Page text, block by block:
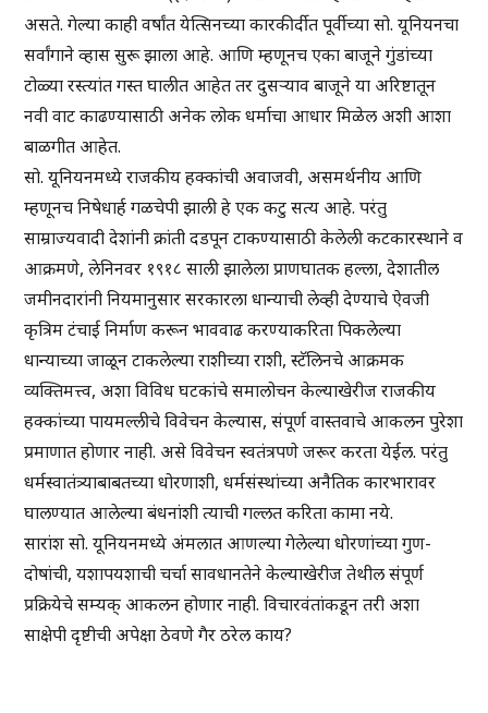
असते. गेल्या काही वर्षांत येत्सिनच्या कारकीर्दीत पूर्वीच्या सो. यूनियनचा
सर्वांगाने व्हास सुरू झाला आहे. आणि म्हणूनच एका बाजूने गुंडांच्या
टोळ्या रस्त्यांत गस्त घालीत आहेत तर दुसऱ्याव बाजूने या अरिष्टातून
नवी वाट काढण्यासाठी अनेक लोक धर्माचा आधार मिळेल अशी आशा
बाळगीत आहेत.
सो. यूनियनमध्ये राजकीय हक्कांची अवाजवी, असमर्थनीय आणि
म्हणूनच निषेधार्ह गळचेपी झाली हे एक कटु सत्य आहे. परंतु
साम्राज्यवादी देशांनी क्रांती दडपून टाकण्यासाठी केलेली कटकारस्थाने व
आक्रमणे, लेनिनवर १९१८ साली झालेला प्राणघातक हल्ला, देशातील
जमीनदारांनी नियमानुसार सरकारला धान्याची लेव्ही देण्याचे ऐवजी
कृत्रिम टंचाई निर्माण करून भाववाढ करण्याकरिता पिकलेल्या
धान्याच्या जाळून टाकलेल्या राशीच्या राशी, स्टॅलिनचे आक्रमक
व्यक्तिमत्त्व, अशा विविध घटकांचे समालोचन केल्याखेरीज राजकीय
हक्कांच्या पायमल्लीचे विवेचन केल्यास, संपूर्ण वास्तवाचे आकलन पुरेशा
प्रमाणात होणार नाही. असे विवेचन स्वतंत्रपणे जरूर करता येईल. परंतु
धर्मस्वातंत्र्याबाबतच्या धोरणाशी, धर्मसंस्थांच्या अनैतिक कारभारावर
घालण्यात आलेल्या बंधनांशी त्याची गल्लत करिता कामा नये.
सारांश सो. यूनियनमध्ये अंमलात आणल्या गेलेल्या धोरणांच्या गुण-
दोषांची, यशापयशाची चर्चा सावधानतेने केल्याखेरीज तेथील संपूर्ण
प्रक्रियेचे सम्यक् आकलन होणार नाही. विचारवंतांकडून तरी अशा
साक्षेपी दृष्टीची अपेक्षा ठेवणे गैर ठरेल काय?